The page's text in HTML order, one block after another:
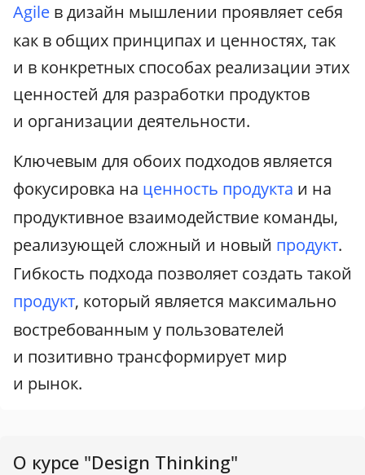
Agile в дизайн мышлении проявляет себя
как в общих принципах и ценностях, так
и в конкретных способах реализации этих
ценностей для разработки продуктов
и организации деятельности.
Ключевым для обоих подходов является
фокусировка на ценность продукта и на
продуктивное взаимодействие команды,
реализующей сложный и новый продукт.
Гибкость подхода позволяет создать такой
продукт, который является максимально
востребованным у пользователей
и позитивно трансформирует мир
и рынок.
О курсе "Design Thinking"